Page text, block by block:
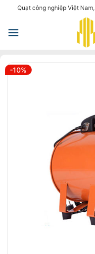
nội
Quạt công nghiệp Việt
-10%